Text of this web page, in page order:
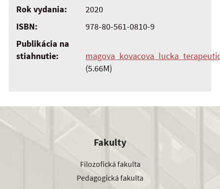
Rok vydania:
2020
ISBN:
978-80-561-0810-9
Publikácia na
stiahnutie:
(5.66M)
Fakulty
Filozofická fakulta
Pedagogická fakulta